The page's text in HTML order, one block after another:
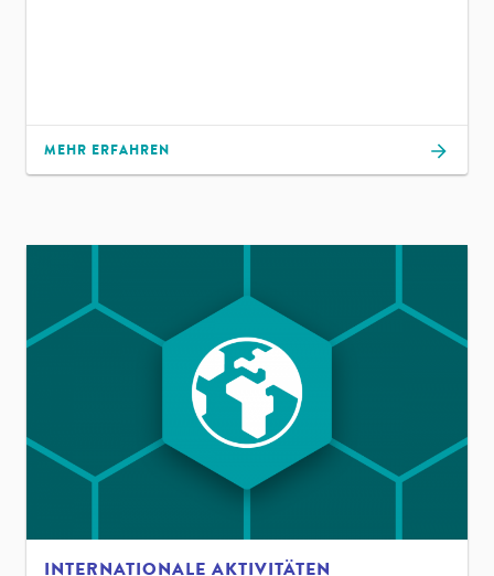
MEHR ERFAHREN
INTERNATIONALE AKTIVITÄTEN